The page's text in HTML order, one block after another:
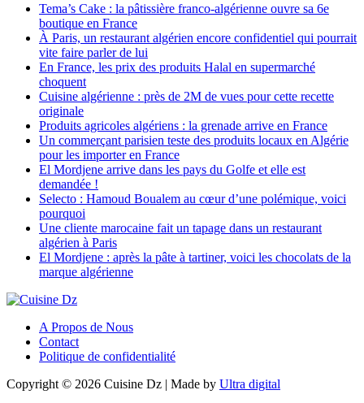
Tema’s Cake : la pâtissière franco-algérienne ouvre sa 6e
boutique en France
À Paris, un restaurant algérien encore confidentiel qui pourrait
vite faire parler de lui
En France, les prix des produits Halal en supermarché
choquent
Cuisine algérienne : près de 2M de vues pour cette recette
originale
Produits agricoles algériens : la grenade arrive en France
Un commerçant parisien teste des produits locaux en Algérie
pour les importer en France
El Mordjene arrive dans les pays du Golfe et elle est
demandée !
Selecto : Hamoud Boualem au cœur d’une polémique, voici
pourquoi
Une cliente marocaine fait un tapage dans un restaurant
algérien à Paris
El Mordjene : après la pâte à tartiner, voici les chocolats de la
marque algérienne
A Propos de Nous
Contact
Politique de confidentialité
Copyright © 2026 Cuisine Dz | Made by Ultra digital